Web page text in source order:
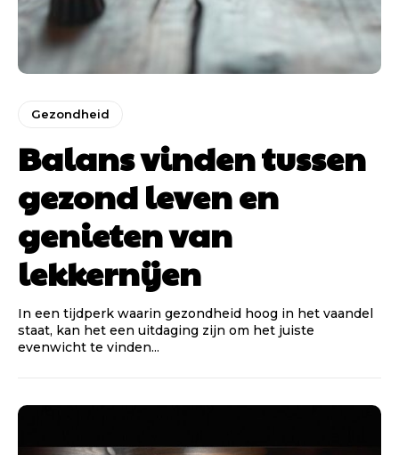
Gezondheid
Balans vinden tussen
gezond leven en
genieten van
lekkernijen
In een tijdperk waarin gezondheid hoog in het vaandel
staat, kan het een uitdaging zijn om het juiste
evenwicht te vinden...